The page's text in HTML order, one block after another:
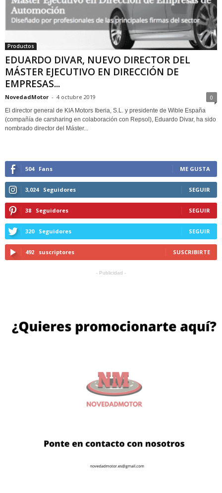
Productos
EDUARDO DIVAR, NUEVO DIRECTOR DEL
MÁSTER EJECUTIVO EN DIRECCIÓN DE
EMPRESAS...
NovedadMotor - 4 octubre 2019 0
El director general de KIA Motors Iberia, S.L. y presidente de Wible España
(compañía de carsharing en colaboración con Repsol), Eduardo Divar, ha sido
nombrado director del Máster...
504 Fans ME GUSTA
3,024 Seguidores SEGUIR
38 Seguidores SEGUIR
320 Seguidores SEGUIR
492 suscriptores SUSCRIBIRTE
- Publicidad -